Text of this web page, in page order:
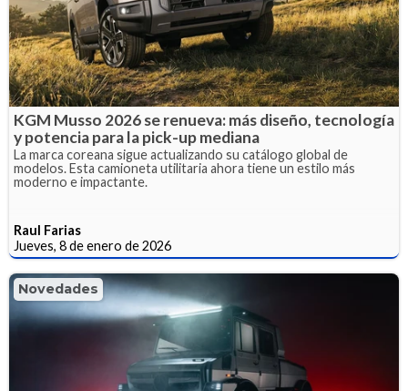
KGM Musso 2026 se renueva: más diseño, tecnología
y potencia para la pick-up mediana
La marca coreana sigue actualizando su catálogo global de
modelos. Esta camioneta utilitaria ahora tiene un estilo más
moderno e impactante.
Raul Farias
Jueves, 8 de enero de 2026
Novedades